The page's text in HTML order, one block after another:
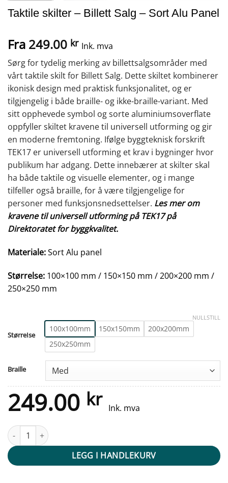
Taktile skilter – Billett Salg – Sort Alu Panel
Fra 249.00 kr Ink. mva
Sørg for tydelig merking av billettsalgsområder med
vårt taktile skilt for Billett Salg. Dette skiltet kombinerer
ikonisk design med praktisk funksjonalitet, og er
tilgjengelig i både braille- og ikke-braille-variant. Med
sitt opphevede symbol og sorte aluminiumsoverflate
oppfyller skiltet kravene til universell utforming og gir
en moderne fremtoning. Ifølge byggteknisk forskrift
TEK17 er universell utforming et krav i bygninger hvor
publikum har adgang. Dette innebærer at skilter skal
ha både taktile og visuelle elementer, og i mange
tilfeller også braille, for å være tilgjengelige for
personer med funksjonsnedsettelser. Les mer om
kravene til universell utforming på TEK17 på
Direktoratet for byggkvalitet.
Materiale:Sort Alu panel
Størrelse: 100×100 mm / 150×150 mm / 200×200 mm /
250×250 mm
StørreIse
100x100mm 150x150mm
200x200mm
250x250mm
Braille
NULLSTILL
249.00 kr Ink. mva
Taktile skilter - Billett Salg - Sort Alu Panel antall
LEGG I HANDLEKURV